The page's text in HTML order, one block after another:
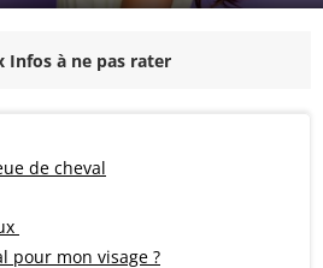
Infos à ne pas rater
de cheval
pour mon visage ?